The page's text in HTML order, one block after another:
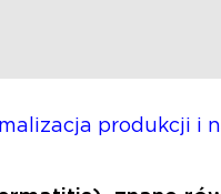
produkcji i